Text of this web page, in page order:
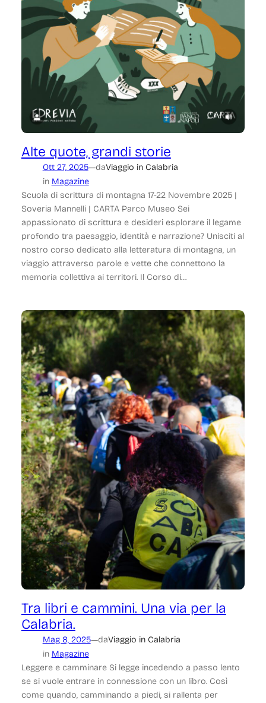
Alte quote, grandi storie
Ott 27, 2025—daViaggio in Calabria
in Magazine
Scuola di scrittura di montagna 17-22 Novembre 2025 |
Soveria Mannelli | CARTA Parco Museo Sei
appassionato di scrittura e desideri esplorare il legame
profondo tra paesaggio, identità e narrazione? Unisciti al
nostro corso dedicato alla letteratura di montagna, un
viaggio attraverso parole e vette che connettono la
memoria collettiva ai territori. Il Corso di…
Tra libri e cammini. Una via per la
Calabria.
Mag 8, 2025—daViaggio in Calabria
in Magazine
Leggere e camminare Si legge incedendo a passo lento
se si vuole entrare in connessione con un libro. Così
come quando, camminando a piedi, si rallenta per